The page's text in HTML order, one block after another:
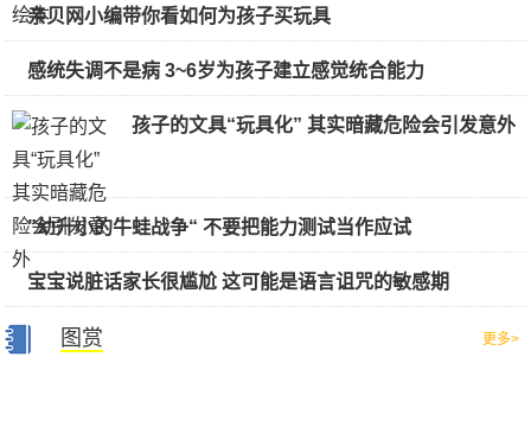
亲贝网小编带你看如何为孩子买玩具
感统失调不是病 3~6岁为孩子建立感觉统合能力
孩子的文具“玩具化” 其实暗藏危险会引发意外
”幼升小的牛蛙战争“ 不要把能力测试当作应试
宝宝说脏话家长很尴尬 这可能是语言诅咒的敏感期
图赏 更多>